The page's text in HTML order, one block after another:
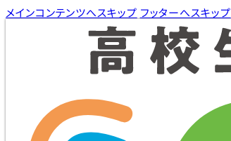
メインコンテンツへスキップ フッターへスキップ